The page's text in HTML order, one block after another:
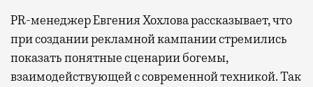
PR-менеджер Евгения Хохлова рассказывает, что
при создании рекламной кампании стремились
показать понятные сценарии богемы,
взаимодействующей с современной техникой. Так